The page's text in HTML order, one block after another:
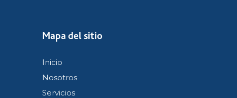
Mapa del sitio
Inicio
Nosotros
Servicios